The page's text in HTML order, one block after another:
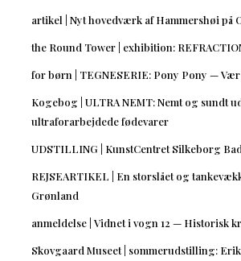
artikel | Nyt hovedværk af Hammershøi på
the Round Tower | exhibition:
for børn | TEGNESERIE: Pony Pony —
Kogebog | ULTRA NEMT: Nemt og sundt
ultraforarbejdede fødevarer
UDSTILLING | KunstCentret Silkeborg
REJSEARTIKEL | En storslået og
Grønland
anmeldelse | Vidnet i vogn 12 — Historisk
Skovgaard Museet | sommerudstilling: